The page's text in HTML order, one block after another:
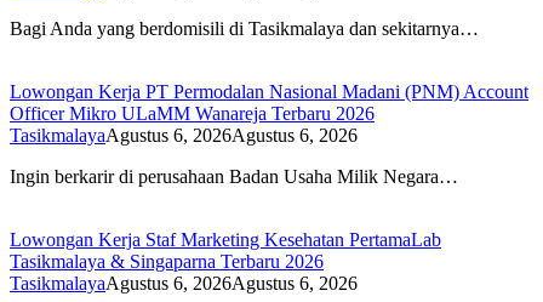
Bagi Anda yang berdomisili di Tasikmalaya dan sekitarnya…
Lowongan Kerja PT Permodalan Nasional Madani (PNM) Account
Officer Mikro ULaMM Wanareja Terbaru 2026
TasikmalayaAgustus 6, 2026Agustus 6, 2026
Ingin berkarir di perusahaan Badan Usaha Milik Negara…
Lowongan Kerja Staf Marketing Kesehatan PertamaLab
Tasikmalaya & Singaparna Terbaru 2026
TasikmalayaAgustus 6, 2026Agustus 6, 2026